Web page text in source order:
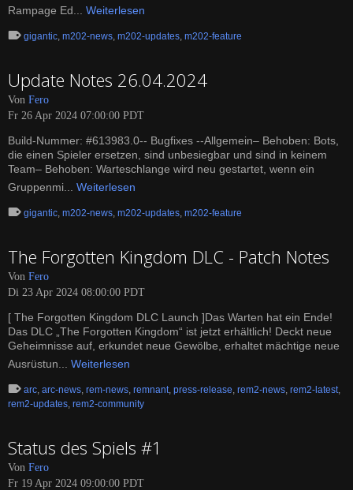
Rampage Ed... Weiterlesen
gigantic, m202-news, m202-updates, m202-feature
Update Notes 26.04.2024
Von Fero
Fr 26 Apr 2024 07:00:00 PDT
Build-Nummer: #613983.0-- Bugfixes --Allgemein– Behoben: Bots,
die einen Spieler ersetzen, sind unbesiegbar und sind in keinem
Team– Behoben: Warteschlange wird neu gestartet, wenn ein
Gruppenmi... Weiterlesen
gigantic, m202-news, m202-updates, m202-feature
The Forgotten Kingdom DLC - Patch Notes
Von Fero
Di 23 Apr 2024 08:00:00 PDT
[ The Forgotten Kingdom DLC Launch ]Das Warten hat ein Ende!
Das DLC „The Forgotten Kingdom“ ist jetzt erhältlich! Deckt neue
Geheimnisse auf, erkundet neue Gewölbe, erhaltet mächtige neue
Ausrüstun... Weiterlesen
arc, arc-news, rem-news, remnant, press-release, rem2-news, rem2-latest,
rem2-updates, rem2-community
Status des Spiels #1
Von Fero
Fr 19 Apr 2024 09:00:00 PDT